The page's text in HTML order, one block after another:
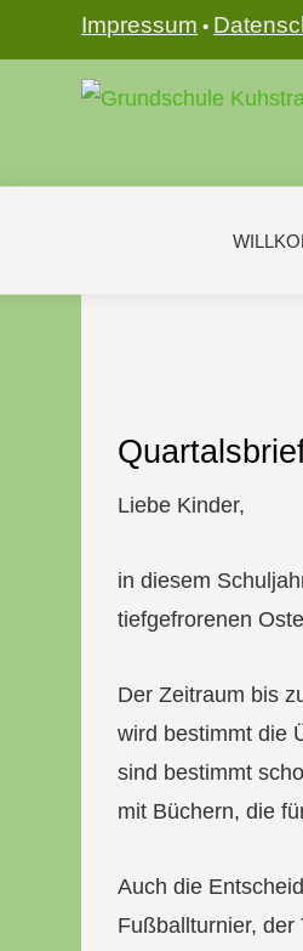
Impressum •
Liebe Kinder,
in diesem
tiefgefrorenen
Der Zeitraum bis
wird bestimmt die
sind bestimmt
mit Büchern, die
Auch die
Fußballturnier,